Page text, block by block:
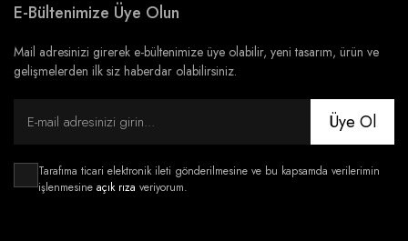
E-Bültenimize Üye Olun
Mail adresinizi girerek e-bültenimize üye olabilir, yeni tasarım, ürün ve
gelişmelerden ilk siz haberdar olabilirsiniz.
Üye Ol
Tarafıma ticari elektronik ileti gönderilmesine ve bu kapsamda verilerimin
işlenmesine açık rıza veriyorum.